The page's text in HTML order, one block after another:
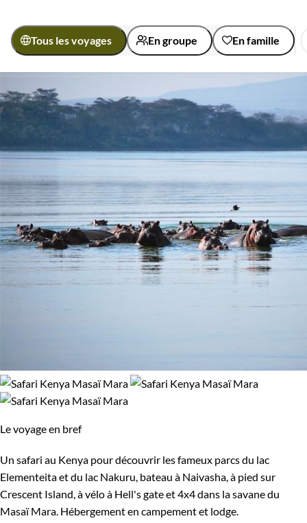
Voyages dans les forêts, collines, rivières et lacs
100% de satisfaction(8 avis)
Tous les voyages En groupe En famille
Régions
Masaï Mara Région des lacs du Kenya
Les 6/9 ans Les 14/16 ans
Confort
Bivouac, sous tente Supérieur
Forêts, collines, rivières et lacs
Le voyage en bref
Un safari au Kenya pour découvrir les fameux parcs du lac
Elementeita et du lac Nakuru, bateau à Naivasha, à pied sur
Crescent Island, à vélo à Hell's gate et 4x4 dans la savane du
Masaï Mara. Hébergement en campement et lodge.